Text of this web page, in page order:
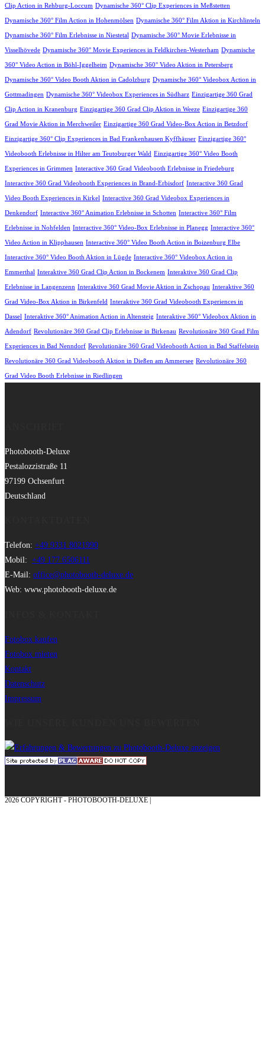
Clip Action in Rehburg-Loccum Dynamische 360° Clip Experiences in Meßstetten
Dynamische 360° Film Action in Hohenmölsen Dynamische 360° Film Aktion in Kirchlinteln
Dynamische 360° Film Erlebnisse in Niestetal Dynamische 360° Movie Erlebnisse in
Visselhövede Dynamische 360° Movie Experiences in Feldkirchen-Westerham Dynamische
360° Video Action in Böhl-Iggelheim Dynamische 360° Video Aktion in Petersberg
Dynamische 360° Video Booth Aktion in Cadolzburg Dynamische 360° Videobox Action in
Gottmadingen Dynamische 360° Videobox Experiences in Südharz Einzigartige 360 Grad
Clip Action in Kranenburg Einzigartige 360 Grad Clip Aktion in Weeze Einzigartige 360
Grad Movie Aktion in Merchweiler Einzigartige 360 Grad Video-Box Action in Betzdorf
Einzigartige 360° Clip Experiences in Bad Frankenhausen Kyffhäuser Einzigartige 360°
Videobooth Erlebnisse in Hilter am Teutoburger Wald Einzigartige 360° Video Booth
Experiences in Grimmen Interactive 360 Grad Videobooth Erlebnisse in Friedeburg
Interactive 360 Grad Videobooth Experiences in Brand-Erbisdorf Interactive 360 Grad
Video Booth Experiences in Kirkel Interactive 360 Grad Videobox Experiences in
Denkendorf Interactive 360° Animation Erlebnisse in Schotten Interactive 360° Film
Erlebnisse in Nohfelden Interactive 360° Video-Box Erlebnisse in Planegg Interactive 360°
Video Action in Klipphausen Interactive 360° Video Booth Action in Boizenburg Elbe
Interactive 360° Video Booth Aktion in Lügde Interactive 360° Videobox Action in
Emmerthal Interaktive 360 Grad Clip Action in Bockenem Interaktive 360 Grad Clip
Erlebnisse in Langenzenn Interaktive 360 Grad Movie Aktion in Zschopau Interaktive 360
Grad Video-Box Aktion in Birkenfeld Interaktive 360 Grad Videobooth Experiences in
Dassel Interaktive 360° Animation Action in Altensteig Interaktive 360° Videobox Aktion in
Adendorf Revolutionäre 360 Grad Clip Erlebnisse in Birkenau Revolutionäre 360 Grad Film
Experiences in Bad Nenndorf Revolutionäre 360 Grad Videobooth Action in Bad Staffelstein
Revolutionäre 360 Grad Videobooth Aktion in Dießen am Ammersee Revolutionäre 360
Grad Video Booth Erlebnisse in Riedlingen
Photobooth-Deluxe
Pestalozzistraße 11
97199 Ochsenfurt
Deutschland
Telefon: +49 9331 8021990
Mobil: +49 177 6506111
E-Mail: office@photobooth-deluxe.de
Web: www.photobooth-deluxe.de
Fotobox kaufen
Fotobox mieten
Kontakt
Datenschutz
Impressum
2026 COPYRIGHT - PHOTOBOOTH-DELUXE |